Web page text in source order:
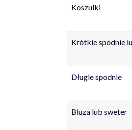
Koszulki
Krótkie spodnie
Długie spodnie
Bluza lub sweter